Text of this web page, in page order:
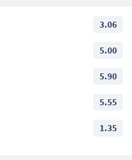
3.06
5.00
5.90
5.55
1.35